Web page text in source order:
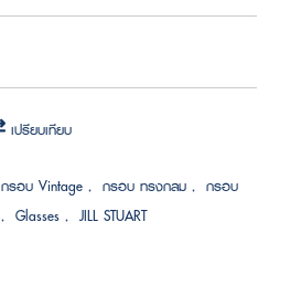
เปรียบเทียบ
กรอบ Vintage , กรอบ ทรงกลม , กรอบ
, Glasses , JILL STUART